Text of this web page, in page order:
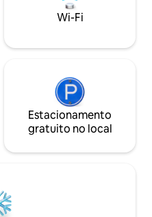
Protocolo de
Wi-Fi
Estacionamento
gratuito no local